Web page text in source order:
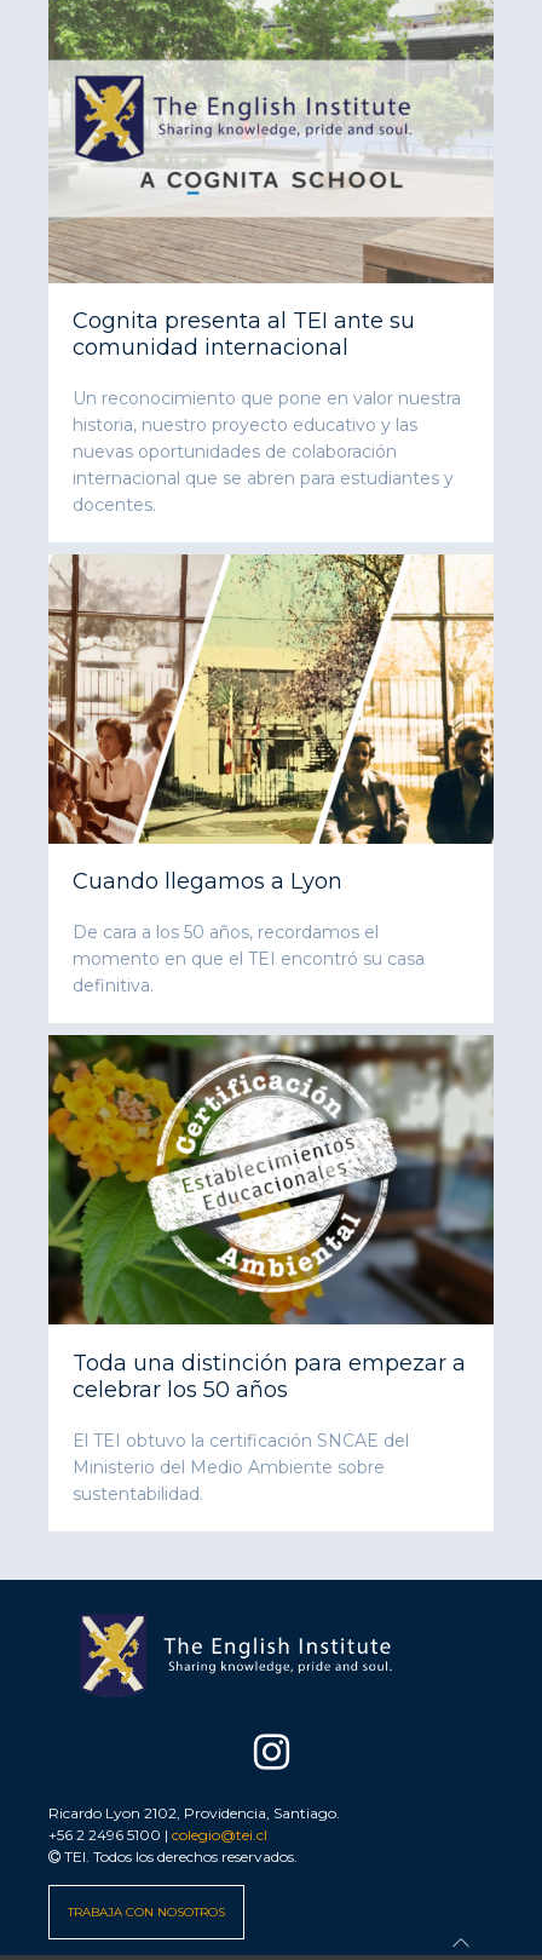
Cognita presenta al TEI ante su
comunidad internacional
Un reconocimiento que pone en valor nuestra
historia, nuestro proyecto educativo y las
nuevas oportunidades de colaboración
internacional que se abren para estudiantes y
docentes.
Cuando llegamos a Lyon
De cara a los 50 años, recordamos el
momento en que el TEI encontró su casa
definitiva.
Toda una distinción para empezar a
celebrar los 50 años
El TEI obtuvo la certificación SNCAE del
Ministerio del Medio Ambiente sobre
sustentabilidad.
Ricardo Lyon 2102, Providencia, Santiago.
+56 2 2496 5100 | colegio@tei.cl
TEI. Todos los derechos reservados.
TRABAJA CON NOSOTROS